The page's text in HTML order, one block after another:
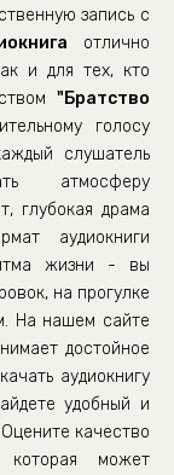
запись с
отлично
и для тех, кто
"Братство
голосу
слушатель
атмосферу
глубокая драма
аудиокниги
жизни - вы
на прогулке
На нашем сайте
достойное
аудиокнигу
удобный и
качество
которая может